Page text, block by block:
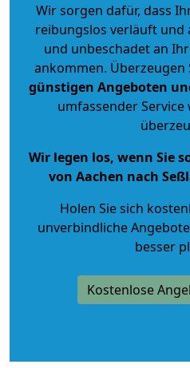
Wir sorgen dafür, dass
reibungslos verläuft und
und unbeschadet an
ankommen. Überzeugen
günstigen Angeboten
umfassender
Wir legen los, wenn Sie
von Aachen nach
Holen Sie sich
unverbindliche Angebote
besser
Kostenlose